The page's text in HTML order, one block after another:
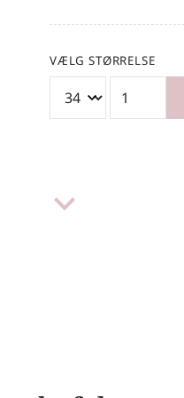
VÆLG STØRRELSE
keyboard_arrow_down